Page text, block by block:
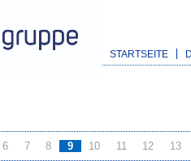
STARTSEITE
6 7 8 9 10 11 12 13